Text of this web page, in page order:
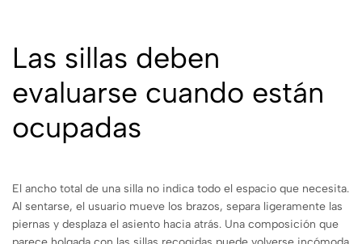
Las sillas deben
evaluarse cuando están
ocupadas
El ancho total de una silla no indica todo el espacio que necesita.
Al sentarse, el usuario mueve los brazos, separa ligeramente las
piernas y desplaza el asiento hacia atrás. Una composición que